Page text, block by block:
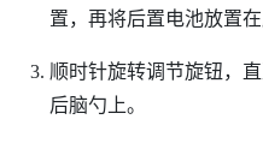
置，再将后置电池放置在
顺时针旋转调节旋钮，
后脑勺上。